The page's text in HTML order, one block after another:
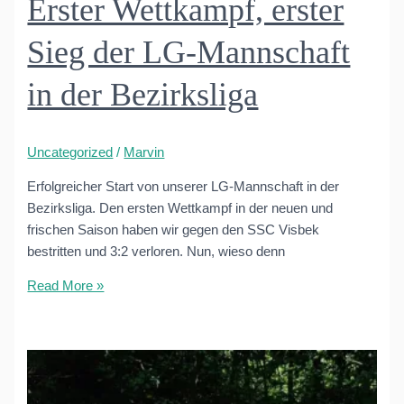
Erster Wettkampf, erster
Sieg der LG-Mannschaft
in der Bezirksliga
Uncategorized / Marvin
Erfolgreicher Start von unserer LG-Mannschaft in der
Bezirksliga. Den ersten Wettkampf in der neuen und
frischen Saison haben wir gegen den SSC Visbek
bestritten und 3:2 verloren. Nun, wieso denn
Erster
Sieg
der
LG-
Read More »